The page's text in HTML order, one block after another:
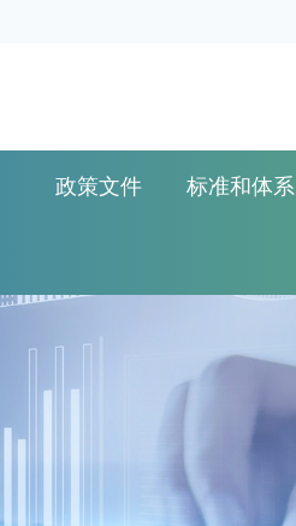
政策文件 标准和体系